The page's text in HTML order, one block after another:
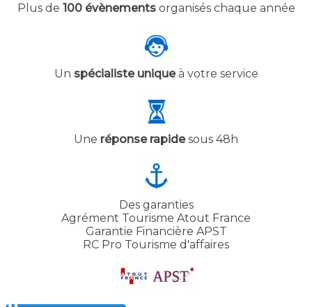
Plus de 100 évènementsorganisés chaque année
Un spécialiste uniqueà votre service
Une réponse rapidesous 48h
Des garanties
Agrément Tourisme Atout France
Garantie Financière APST
RC Pro Tourisme d'affaires